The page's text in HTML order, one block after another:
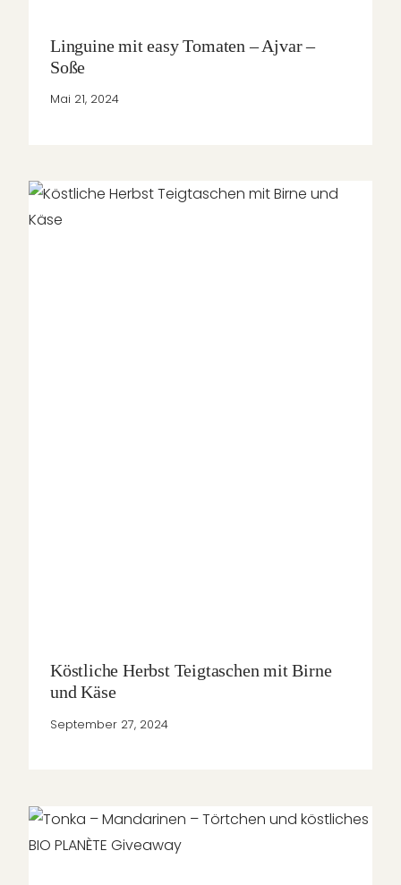
Linguine mit easy Tomaten – Ajvar –
Soße
Mai 21, 2024
Köstliche Herbst Teigtaschen mit Birne
und Käse
September 27, 2024